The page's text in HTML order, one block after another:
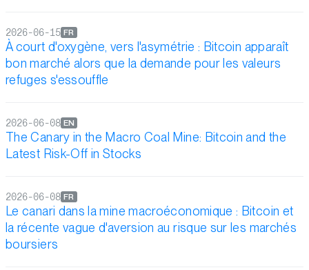
À court d'oxygène, vers l'asymétrie : Bitcoin apparaît
bon marché alors que la demande pour les valeurs
refuges s'essouffle
FR
2026-06-15
The Canary in the Macro Coal Mine: Bitcoin and the
Latest Risk-Off in Stocks
EN
2026-06-08
Le canari dans la mine macroéconomique : Bitcoin et
la récente vague d'aversion au risque sur les marchés
boursiers
FR
2026-06-08